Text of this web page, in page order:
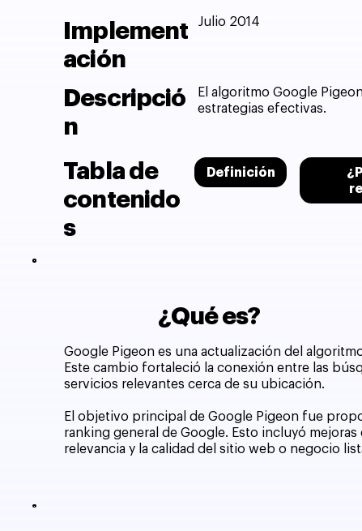
Implement
ación
Julio 2014
Descripció
n
El algoritmo Google
estrategias efectivas.
Tabla de
contenido
s
Definición
¿Qué es?
Google Pigeon es una actualización del
Este cambio fortaleció la conexión entre las
servicios relevantes cerca de su ubicación.
El objetivo principal de Google Pigeon fue
ranking general de Google. Esto incluyó
relevancia y la calidad del sitio web o negocio